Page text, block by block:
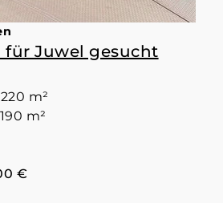
für Juwel gesucht
m²
m²
€